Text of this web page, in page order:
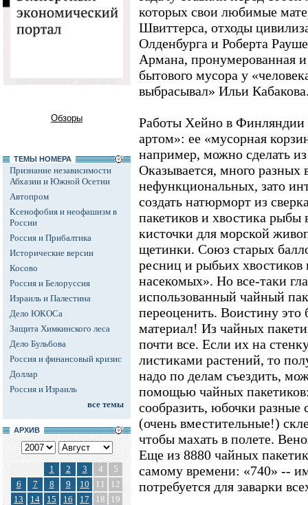
Обзоры
ТЕМЫ НОМЕРА
Признание независимости
Абхазии и Южной Осетии
Автопром
Ксенофобия и неофашизм в
России
Россия и Прибалтика
Исторические версии
Косово
Россия и Белоруссия
Израиль и Палестина
Дело ЮКОСа
Защита Химкинского леса
Дело Бульбова
Россия и финансовый кризис
Доллар
Россия и Израиль
все темы
АРХИВ
1 2 3 4
5
6
7 8 9 10 11
12
13
14 15 16 17 18
19
которых свои любимые
Швиттерса, отходы
Олденбурга и Роберта
Армана, пронумерованная
бытового мусора у
выбрасывал» Ильи
Работы Хейно в
артом»: ее «мусорная
например, можно сделать
Оказывается, много
нефункциональных, зато
создать натюрморт из
пакетиков и хвостика рыбы
кисточки для морской
щетинки. Союз старых
ресниц и рыбьих
насекомых». Но все-таки
использованный чайный
переоценить. Воистину
материал! Из чайных
почти все. Если их на
листиками растений, то
надо по делам съездить,
помощью чайных
сообразить, юбочки разные
(очень вместительные!)
чтобы махать в полете.
Еще из 8880 чайных
самому времени: «740» --
потребуется для заварки